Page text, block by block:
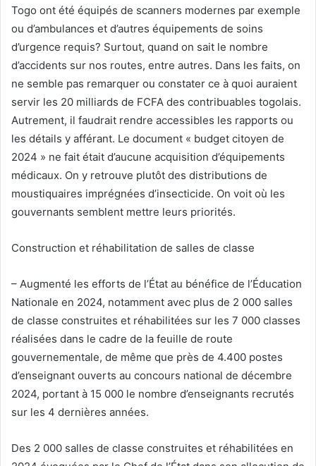
Togo ont été équipés de scanners modernes par exemple
ou d’ambulances et d’autres équipements de soins
d’urgence requis? Surtout, quand on sait le nombre
d’accidents sur nos routes, entre autres. Dans les faits, on
ne semble pas remarquer ou constater ce à quoi auraient
servir les 20 milliards de FCFA des contribuables togolais.
Autrement, il faudrait rendre accessibles les rapports ou
les détails y afférant. Le document « budget citoyen de
2024 » ne fait était d’aucune acquisition d’équipements
médicaux. On y retrouve plutôt des distributions de
moustiquaires imprégnées d’insecticide. On voit où les
gouvernants semblent mettre leurs priorités.
Construction et réhabilitation de salles de classe
– Augmenté les efforts de l’État au bénéfice de l’Éducation
Nationale en 2024, notamment avec plus de 2 000 salles
de classe construites et réhabilitées sur les 7 000 classes
réalisées dans le cadre de la feuille de route
gouvernementale, de même que près de 4.400 postes
d’enseignant ouverts au concours national de décembre
2024, portant à 15 000 le nombre d’enseignants recrutés
sur les 4 dernières années.
Des 2 000 salles de classe construites et réhabilitées en